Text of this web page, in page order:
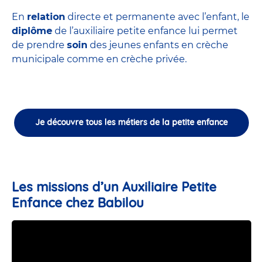
En relation directe et permanente avec l’enfant, le
diplôme de l’auxiliaire petite enfance lui permet
de prendre soin des jeunes enfants en crèche
municipale comme en crèche privée.
Je découvre tous les métiers de la petite enfance
Les missions d’un Auxiliaire Petite
Enfance chez Babilou